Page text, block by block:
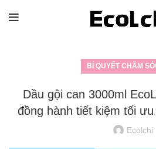
BÍ QUYẾT CHĂM
Dầu gội can 3000ml
đồng hành tiết kiệm tối
Ecolchi